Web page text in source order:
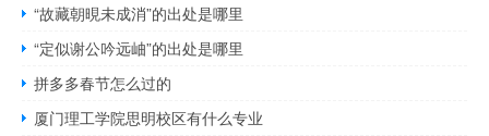
“故藏朝晛未成消”的出处是哪里
“定似谢公吟远岫”的出处是哪里
拼多多春节怎么过的
厦门理工学院思明校区有什么专业